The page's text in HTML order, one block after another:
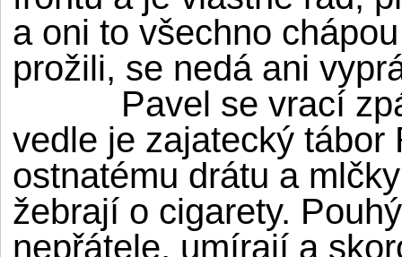
a oni to všechno
prožili, se nedá ani
Pavel se vrací
vedle je zajatecký
ostnatému drátu a
žebrají o cigarety.
nepřátele, umírají a